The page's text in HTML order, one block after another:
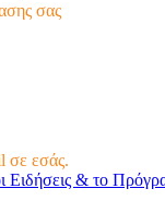
σας
σε εσάς.
& το